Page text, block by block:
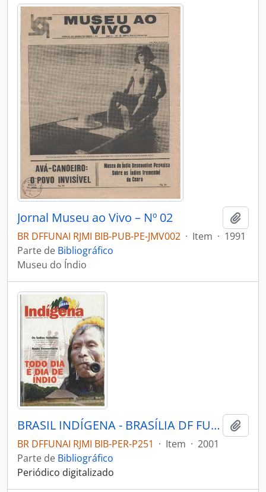
Jornal Museu ao Vivo – Nº 02
BR DFFUNAI RJMI BIB-PUB-PE-JMV002 · Item · 1991
Parte de Bibliográfico
Museu do Índio
BRASIL INDÍGENA - BRASÍLIA DF FUNDAÇÃO NACIONAL DO ÍNDIO - 2001 - Nº03
BR DFFUNAI RJMI BIB-PER-P251 · Item · 2001
Parte de Bibliográfico
Periódico digitalizado